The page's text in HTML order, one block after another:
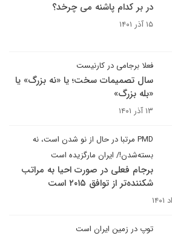
در بر کدام پاشنه می چرخد؟
۱۵ آذر ۱۴۰۱
فعلا برجامی در کارنیست
سال تصمیمات سخت؛ یا «نه بزرگ» یا
«بله بزرگ»
۱۳ آذر ۱۴۰۱
PMD مرتبا در حال از نو شدن است، نه
بسته‌شدن!/ ایران مارگزیده است
برجام فعلی در صورت احیا به مراتب
شکننده‌تر از توافق ۲۰۱۵ است
توپ در زمین ایران است